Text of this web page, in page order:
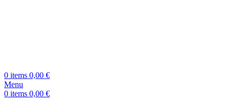
0 items 0,00 €
Menu
0 items 0,00 €